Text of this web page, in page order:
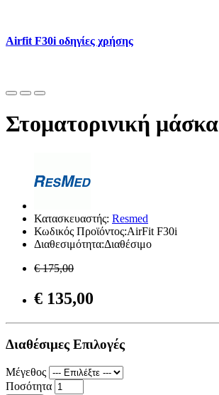
Airfit F30i οδηγίες χρήσης
Στοματορινική
Κατασκευαστής: Resmed
Κωδικός Προϊόντος:AirFit F30i
Διαθεσιμότητα:Διαθέσιμο
€ 175,00
€ 135,00
Διαθέσιμες Επιλογές
Μέγεθος
Ποσότητα